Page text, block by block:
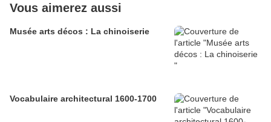
Vous aimerez aussi
Musée arts décos : La chinoiserie
Vocabulaire architectural 1600-1700